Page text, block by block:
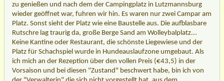
zu genießen und nach dem der Campingplatz in Lutzmannsburg
wieder geöffnet war, fuhren wir hin. Es waren nur zwei Campar am
Platz. Sonst sieht der Platz wie eine Baustelle aus. Die aufblasbare
Rutschre lag traurig da, große Berge Sand am Wolleybalplatz...
Keine Kantine oder Restaurant, die schönste Liegewiese und der
Platz für Schachspiel wurde in Hundeauslaufzone umgebaut. Als
ich mich an der Rezeption über den vollen Preis (€43,5) in der
Vorsaison und bei diesen "Zustand" beschwert habe, bin ich von